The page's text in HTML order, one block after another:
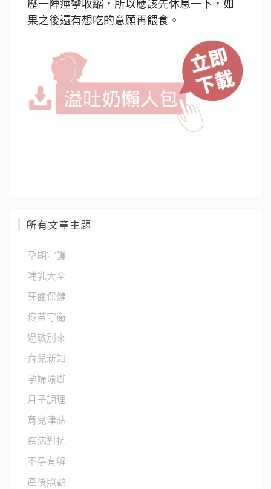
歷一陣痙攣收縮，所以應該先休息一下，如
果之後還有想吃的意願再餵食。
所有文章主題
孕期守護
哺乳大全
牙齒保健
疫苗守衛
過敏別來
育兒新知
孕婦瑜珈
月子調理
育兒津貼
疾病對抗
不孕有解
產後照顧